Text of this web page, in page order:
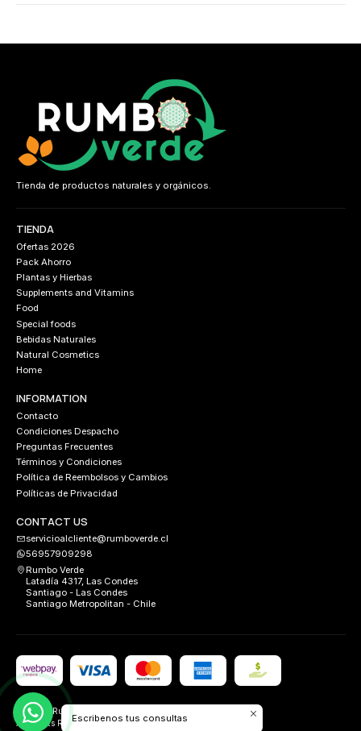
Tienda de productos naturales y orgánicos.
TIENDA
Ofertas 2026
Pack Ahorro
Plantas y Hierbas
Supplements and Vitamins
Food
Special foods
Bebidas Naturales
Natural Cosmetics
Home
INFORMATION
Contacto
Condiciones Despacho
Preguntas Frecuentes
Términos y Condiciones
Política de Reembolsos y Cambios
Políticas de Privacidad
CONTACT US
servicioalcliente@rumboverde.cl
56957909298
Rumbo Verde
Latadía 4317, Las Condes
Santiago - Las Condes
Santiago Metropolitan - Chile
2026 Rumbo Verde.
All Rights Reserved.Desarrollado porFIXLABS
Escribenos tus consultas